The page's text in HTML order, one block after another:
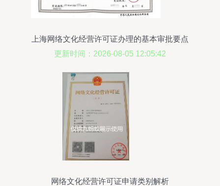
上海网络文化经营许可证办理的基本审批要点
更新时间：2026-08-05 12:05:42
网络文化经营许可证申请类别解析